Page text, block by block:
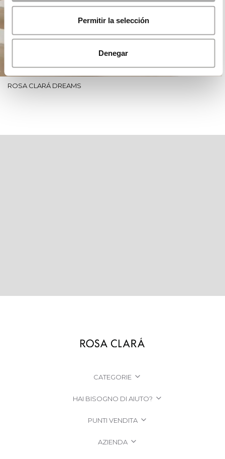
Permitir la selección
Denegar
ROSA CLARÁ DREAMS
CATEGORIE
HAI BISOGNO DI AIUTO?
PUNTI VENDITA
AZIENDA